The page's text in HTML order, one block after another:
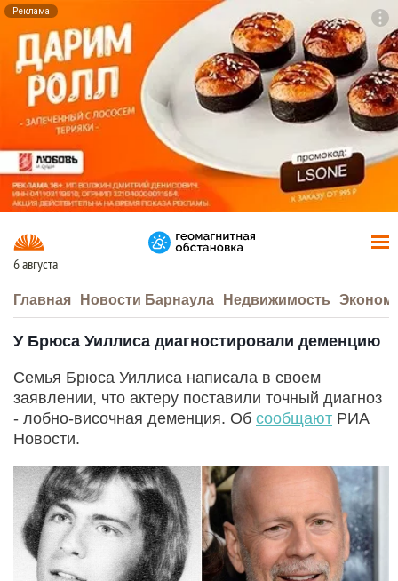
Реклама
6 августа
Главная Новости Барнаула Недвижимость
У Брюса Уиллиса диагностировали деменцию
Семья Брюса Уиллиса написала в своем
заявлении, что актеру поставили точный диагноз
- лобно-височная деменция. Об сообщают РИА
Новости.